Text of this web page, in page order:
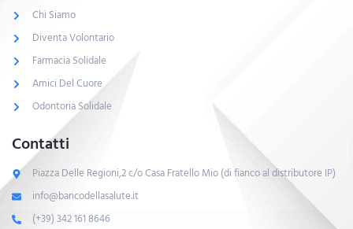
Chi Siamo
Diventa Volontario
Farmacia Solidale
Amici Del Cuore
Odontoria Solidale
Contatti
Piazza Delle Regioni,2 c/o Casa Fratello Mio (di fianco al distributore IP)
info@bancodellasalute.it
(+39) 342 161 8646